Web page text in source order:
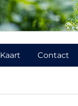
Kaart Contact